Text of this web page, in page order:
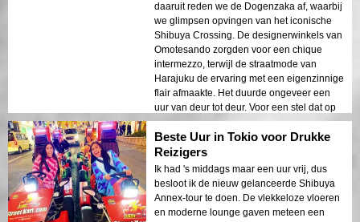
daaruit reden we de Dogenzaka af, waarbij
we glimpsen opvingen van het iconische
Shibuya Crossing. De designerwinkels van
Omotesando zorgden voor een chique
intermezzo, terwijl de straatmode van
Harajuku de ervaring met een eigenzinnige
flair afmaakte. Het duurde ongeveer een
uur van deur tot deur. Voor een stel dat op
zoek is naar een verfijnd avontuur in Tokio,
is deze route een must-try—geen spijt hier!
Beste Uur in Tokio voor Drukke
Reizigers
Ik had 's middags maar een uur vrij, dus
besloot ik de nieuw gelanceerde Shibuya
Annex-tour te doen. De vlekkeloze vloeren
en moderne lounge gaven meteen een